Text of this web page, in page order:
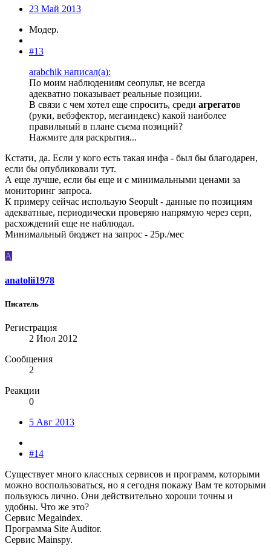
23 Май 2013
Модер.
#13
arabchik написал(а):
По моим наблюдениям сеопульт, не всегда
адекватно показывает реальные позиции.
В связи с чем хотел еще спросить, среди агрегатов
(руки, вебэфектор, мегаиндекс) какой наиболее
правильный в плане съема позиций?
Нажмите для раскрытия...
Кстати, да. Если у кого есть такая инфа - был бы благодарен,
если бы опубликовали тут.
А еще лучше, если бы еще и с минимальными ценами за
мониторинг запроса.
К примеру сейчас использую Seopult - данные по позициям
адекватные, периодически проверяю напрямую через серп,
расхождений еще не наблюдал.
Минимальный бюджет на запрос - 25р./мес
A
anatolii1978
Писатель
Регистрация
2 Июл 2012
Сообщения
2
Реакции
0
5 Авг 2013
#14
Существует много классных сервисов и программ, которыми
можно воспользоваться, но я сегодня покажу Вам те которыми
пользуюсь лично. Они действительно хороши точны и
удобны. Что же это?
Сервис Megaindex.
Программа Site Auditor.
Сервиc Mainspy.